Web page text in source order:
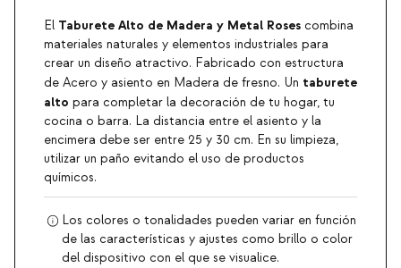
El Taburete Alto de Madera y Metal Roses combina
materiales naturales y elementos industriales para
crear un diseño atractivo. Fabricado con estructura
de Acero y asiento en Madera de fresno. Un taburete
alto para completar la decoración de tu hogar, tu
cocina o barra. La distancia entre el asiento y la
encimera debe ser entre 25 y 30 cm. En su limpieza,
utilizar un paño evitando el uso de productos
químicos.
Los colores o tonalidades pueden variar en función
de las características y ajustes como brillo o color
del dispositivo con el que se visualice.